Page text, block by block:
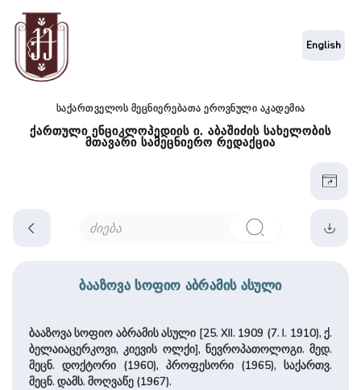
საქართველოს მეცნიერებათა ეროვნული აკადემია
ქართული ენციკლოპედიის ი. აბაშიძის სახელობის
მთავარი სამეცნიერო რედაქცია
English
ბააზოვა სოფიო აბრამის ასული
ბააზოვა სოფიო აბრამის ასული [25. XII. 1909 (7. I. 1910), ქ.
ბელაიაცერკოვი, კიევის ოლქი], ნევროპათოლოგი. მედ.
მეცნ. დოქტორი (1960), პროფესორი (1965), საქართვ.
მეცნ. დამს. მოღვაწე (1967).